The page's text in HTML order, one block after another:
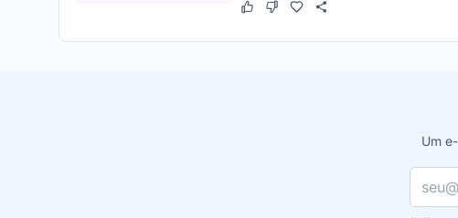
Este cupom funcionou
Este cupom não funcionou
Um